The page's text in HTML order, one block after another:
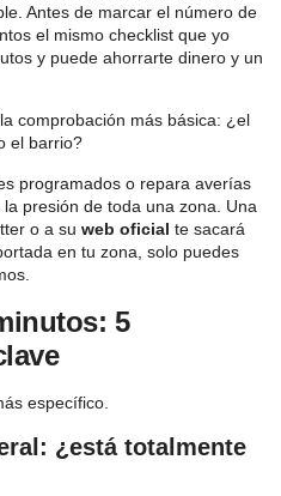
Antes de marcar el número de
el mismo checklist que yo
y puede ahorrarte dinero y un
comprobación más básica: ¿el
el barrio?
programados o repara averías
presión de toda una zona. Una
o a su web oficial te sacará
en tu zona, solo puedes
5
específico.
¿está totalmente